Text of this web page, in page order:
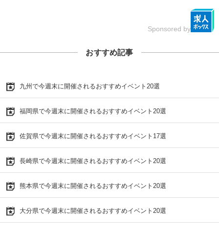
Sponsored by
おすすめ記事
九州で今週末に開催されるおすすめイベント20選
福岡県で今週末に開催されるおすすめイベント20選
佐賀県で今週末に開催されるおすすめイベント17選
長崎県で今週末に開催されるおすすめイベント20選
熊本県で今週末に開催されるおすすめイベント20選
大分県で今週末に開催されるおすすめイベント20選